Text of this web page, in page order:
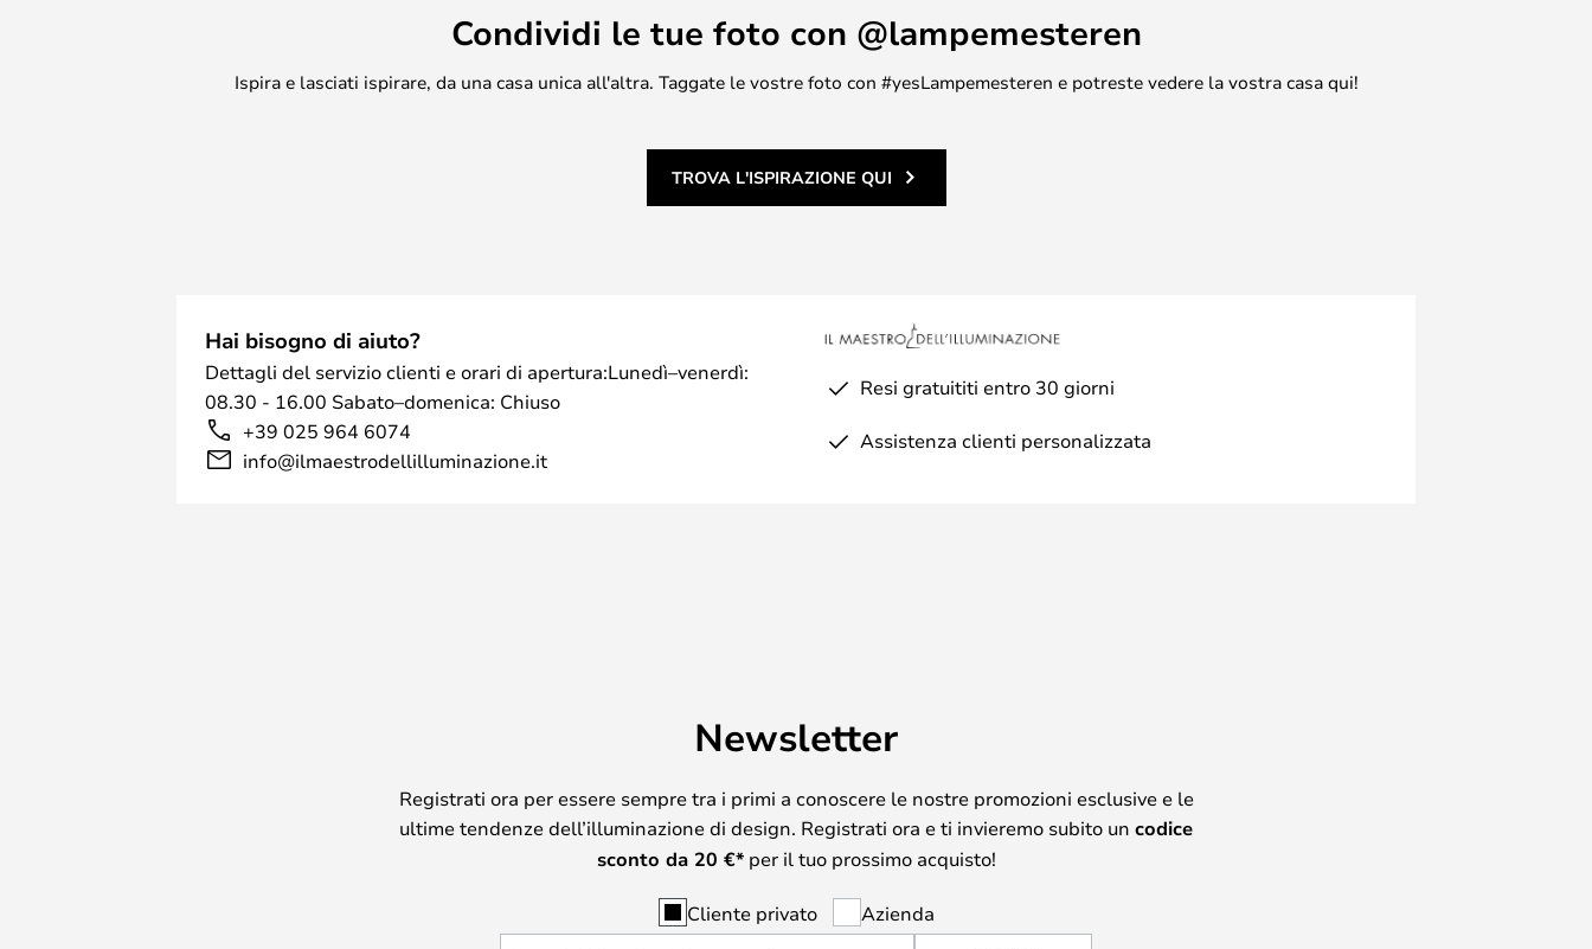
Condividi le tue foto con @lampemesteren
Ispira e lasciati ispirare, da una casa unica all'altra. Taggate le vostre foto con #yesLampemesteren e potreste vedere la vostra casa qui!
TROVA L'ISPIRAZIONE QUI
Hai bisogno di aiuto?
Dettagli del servizio clienti e orari di apertura:Lunedì–venerdì:
08.30 - 16.00 Sabato–domenica: Chiuso
+39 025 964 6074
info@ilmaestrodellilluminazione.it
Resi gratuititi entro 30 giorni
Assistenza clienti personalizzata
Newsletter
Registrati ora per essere sempre tra i primi a conoscere le nostre promozioni esclusive e le
ultime tendenze dell’illuminazione di design. Registrati ora e ti invieremo subito un codice
sconto da 20 €*per il tuo prossimo acquisto!
Cliente privato Azienda